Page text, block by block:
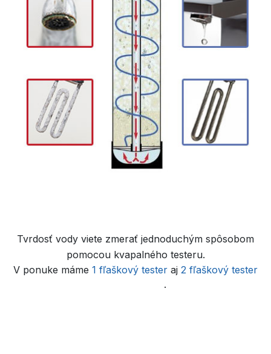
Tvrdosť vody viete zmerať jednoduchým spôsobom
pomocou kvapalného testeru.
V ponuke máme 1 fľaškový tester aj 2 fľaškový tester
.